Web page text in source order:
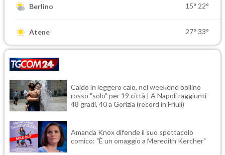
Berlino 15° 22°
Atene 27° 33°
Caldo in leggero calo, nel weekend bollino
rosso "solo" per 19 città | A Napoli raggiunti
48 gradi, 40 a Gorizia (record in Friuli)
Amanda Knox difende il suo spettacolo
comico: "È un omaggio a Meredith Kercher"